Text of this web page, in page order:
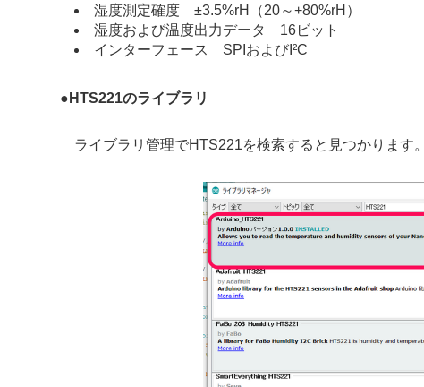
湿度測定確度 ±3.5%rH（20～+80%rH）
湿度および温度出力データ 16ビット
インターフェース SPIおよびI²C
● HTS221のライブラリ
ライブラリ管理でHTS221を検索すると見つかります